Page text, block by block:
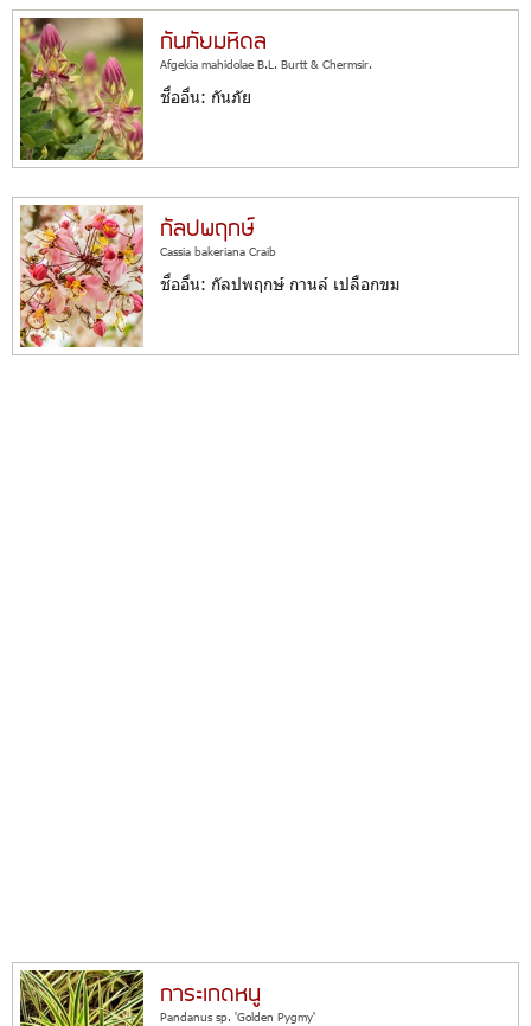
กันภัยมหิดล
Afgekia mahidolae B.L. Burtt & Chermsir.
ชื่ออื่น: กันภัย
กัลปพฤกษ์
Cassia bakeriana Craib
ชื่ออื่น: กัลปพฤกษ์ กานล์ เปลือกขม
การะเกดหนู
Pandanus sp. 'Golden Pygmy'